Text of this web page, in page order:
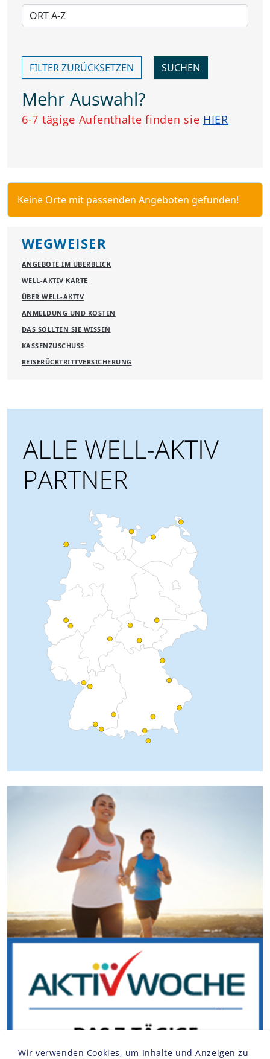
FILTER ZURÜCKSETZEN
Mehr Auswahl?
6-7 tägige Aufenthalte finden sie HIER
Keine Orte mit passenden Angeboten gefunden!
WEGWEISER
ANGEBOTE IM ÜBERBLICK
WELL-AKTIV KARTE
ÜBER WELL-AKTIV
ANMELDUNG UND KOSTEN
DAS SOLLTEN SIE WISSEN
KASSENZUSCHUSS
REISERÜCKTRITTVERSICHERUNG
Wir verwenden Cookies, um Inhalte und Anzeigen zu